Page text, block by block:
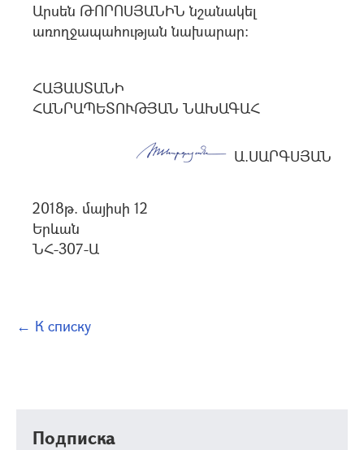
Արսեն ԹՈՐՈՍՅԱՆԻՆ նշանակել
առողջապահության նախարար:
ՀԱՅԱՍՏԱՆԻ
ՀԱՆՐԱՊԵՏՈՒԹՅԱՆ ՆԱԽԱԳԱՀ
Ա.ՍԱՐԳՍՅԱՆ
2018թ. մայիսի 12
Երևան
ՆՀ-307-Ա
← К списку
Подписка